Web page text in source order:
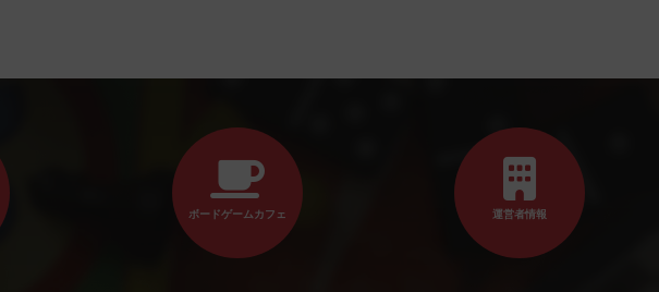
ボードゲームカフェ 運営者情報